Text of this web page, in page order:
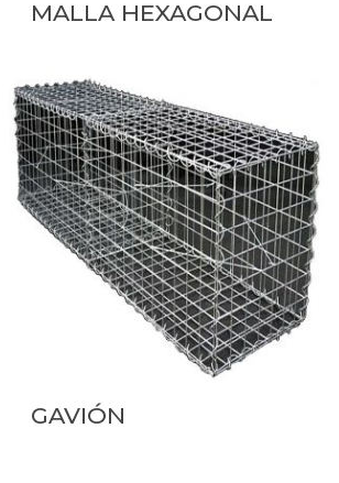
MALLA HEXAGONAL
GAVIÓN